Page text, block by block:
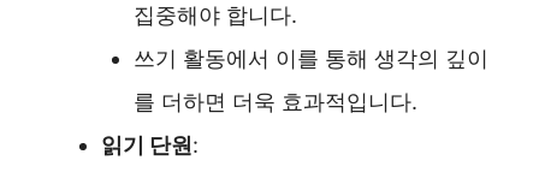
집중해야 합니다.
쓰기 활동에서 이를 통해 생각의 깊이
를 더하면 더욱 효과적입니다.
읽기 단원: